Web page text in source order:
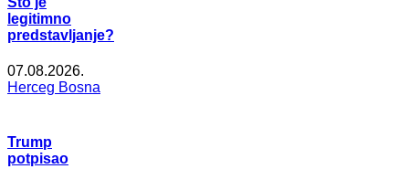
legitimno
predstavljanje?
07.08.2026.
Herceg Bosna
Trump
potpisao